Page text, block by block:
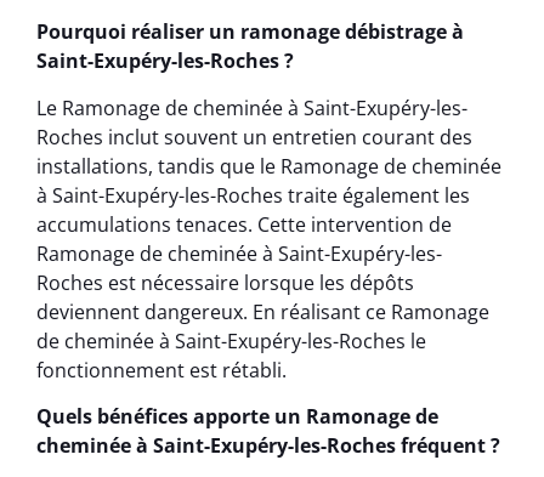
Pourquoi réaliser un ramonage débistrage à
Saint-Exupéry-les-Roches ?
Le Ramonage de cheminée à Saint-Exupéry-les-
Roches inclut souvent un entretien courant des
installations, tandis que le Ramonage de cheminée
à Saint-Exupéry-les-Roches traite également les
accumulations tenaces. Cette intervention de
Ramonage de cheminée à Saint-Exupéry-les-
Roches est nécessaire lorsque les dépôts
deviennent dangereux. En réalisant ce Ramonage
de cheminée à Saint-Exupéry-les-Roches le
fonctionnement est rétabli.
Quels bénéfices apporte un Ramonage de
cheminée à Saint-Exupéry-les-Roches fréquent ?